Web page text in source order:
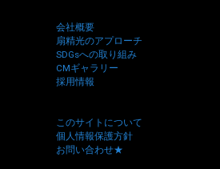
会社概要
扇精光のアプローチ
SDGsへの取り組み
CMギャラリー
採用情報
このサイトについて
個人情報保護方針
お問い合わせ★